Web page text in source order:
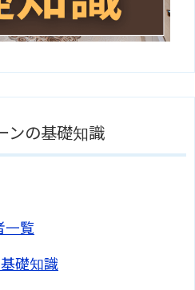
ンの基礎知識
一覧
礎知識